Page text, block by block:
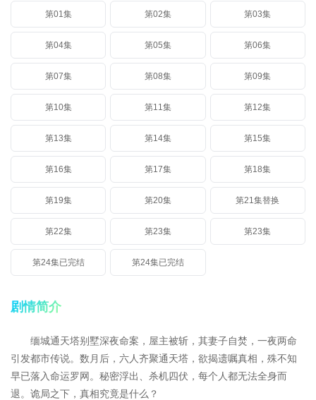
第01集 第02集 第03集
第04集 第05集 第06集
第07集 第08集 第09集
第10集 第11集 第12集
第13集 第14集 第15集
第16集 第17集 第18集
第19集 第20集 第21集替换
第22集 第23集 第23集
第24集已完结 第24集已完结
剧情简介
缅城通天塔别墅深夜命案，屋主被斩，其妻子自焚，一夜两命
引发都市传说。数月后，六人齐聚通天塔，欲揭遗嘱真相，殊不知
早已落入命运罗网。秘密浮出、杀机四伏，每个人都无法全身而
退。诡局之下，真相究竟是什么？